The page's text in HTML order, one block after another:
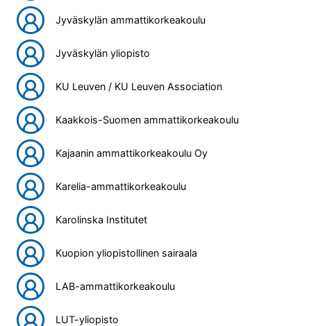
Jyväskylän ammattikorkeakoulu
Jyväskylän yliopisto
KU Leuven / KU Leuven Association
Kaakkois-Suomen ammattikorkeakoulu
Kajaanin ammattikorkeakoulu Oy
Karelia-ammattikorkeakoulu
Karolinska Institutet
Kuopion yliopistollinen sairaala
LAB-ammattikorkeakoulu
LUT-yliopisto